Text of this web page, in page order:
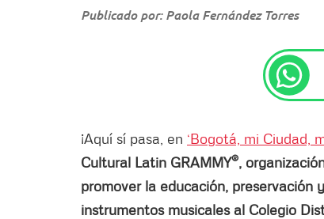
Publicado por: Paola Fernández Torres
¡Aquí sí pasa, en ‘Bogotá, mi Ciudad,
Cultural Latin GRAMMY®,
promover la educación, preservación
instrumentos musicales al Colegio